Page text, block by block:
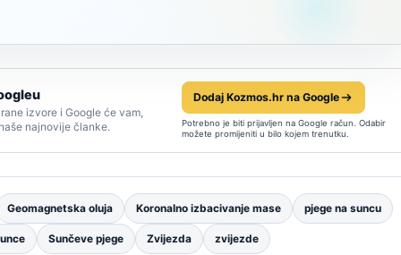
izvore i Google će vam,
najnovije članke.
Dodaj Kozmos.hr na Google
Potrebno je biti prijavljen na Google račun. Odabir
možete promijeniti u bilo kojem trenutku.
Geomagnetska oluja Koronalno izbacivanje mase pjege na suncu
Sunčeve pjege Zvijezda zvijezde